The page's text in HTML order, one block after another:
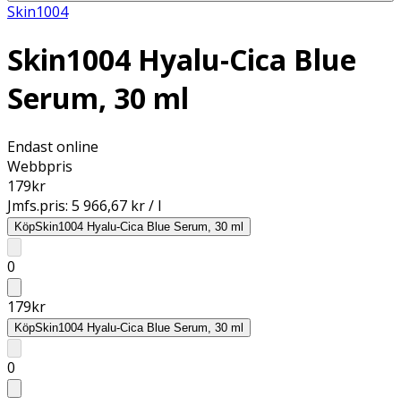
Skin1004
Skin1004 Hyalu-Cica Blue
Serum, 30 ml
Endast online
Webbpris
179kr
Jmfs.pris: 5 966,67 kr / l
KöpSkin1004 Hyalu-Cica Blue Serum, 30 ml
0
179kr
KöpSkin1004 Hyalu-Cica Blue Serum, 30 ml
0